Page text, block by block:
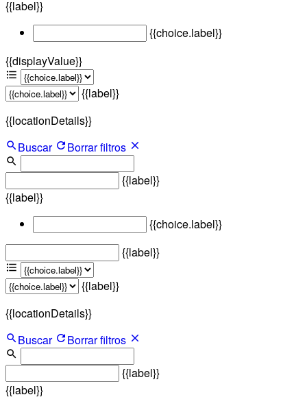
{{label}}
{{choice.label}}
{{displayValue}}
{{label}}
{{locationDetails}}
Buscar
Borrar filtros
{{label}}
{{label}}
{{choice.label}}
{{label}}
{{label}}
{{locationDetails}}
Buscar
Borrar filtros
{{label}}
{{label}}